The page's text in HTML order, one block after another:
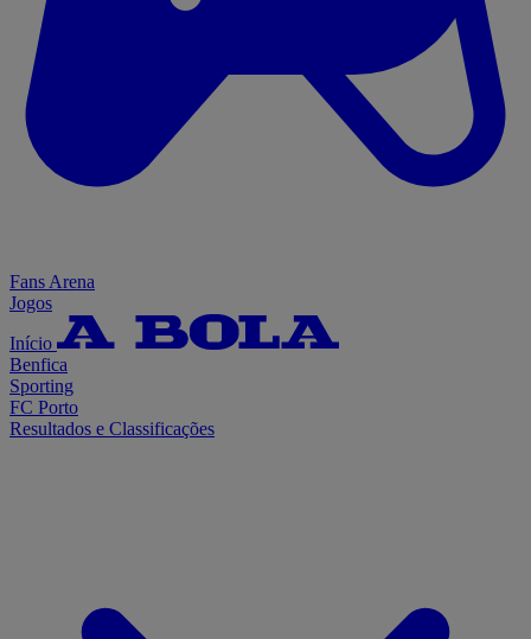
Fans Arena
Jogos
Início
Benfica
Sporting
FC Porto
Resultados e Classificações